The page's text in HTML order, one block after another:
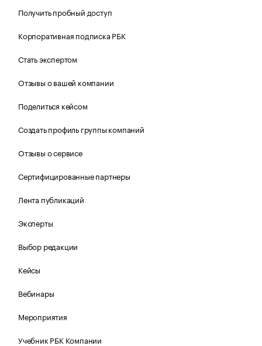
Получить пробный доступ
Корпоративная подписка РБК
Стать экспертом
Отзывы о вашей компании
Поделиться кейсом
Создать профиль группы компаний
Отзывы о сервисе
Сертифицированные партнеры
Лента публикаций
Эксперты
Выбор редакции
Кейсы
Вебинары
Мероприятия
Учебник РБК Компании